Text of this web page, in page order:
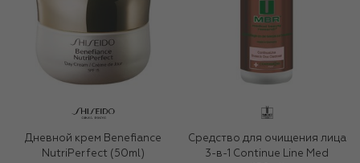
Дневной крем Benefiance
NutriPerfect (50ml)
Средство для очищения лица
3-в-1 Continue Line Med